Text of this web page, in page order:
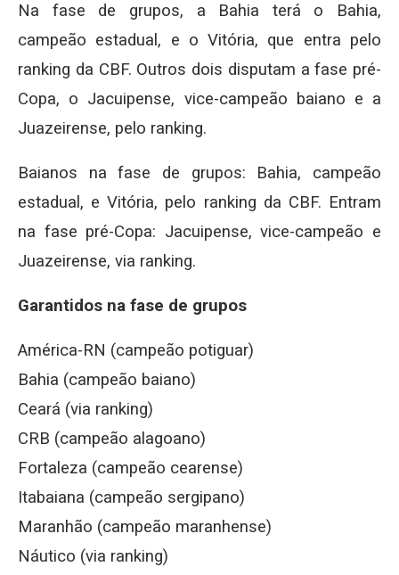
Na fase de grupos, a Bahia terá o Bahia,
campeão estadual, e o Vitória, que entra pelo
ranking da CBF. Outros dois disputam a fase pré-
Copa, o Jacuipense, vice-campeão baiano e a
Juazeirense, pelo ranking.
Baianos na fase de grupos: Bahia, campeão
estadual, e Vitória, pelo ranking da CBF. Entram
na fase pré-Copa: Jacuipense, vice-campeão e
Juazeirense, via ranking.
Garantidos na fase de grupos
América-RN (campeão potiguar)
Bahia (campeão baiano)
Ceará (via ranking)
CRB (campeão alagoano)
Fortaleza (campeão cearense)
Itabaiana (campeão sergipano)
Maranhão (campeão maranhense)
Náutico (via ranking)